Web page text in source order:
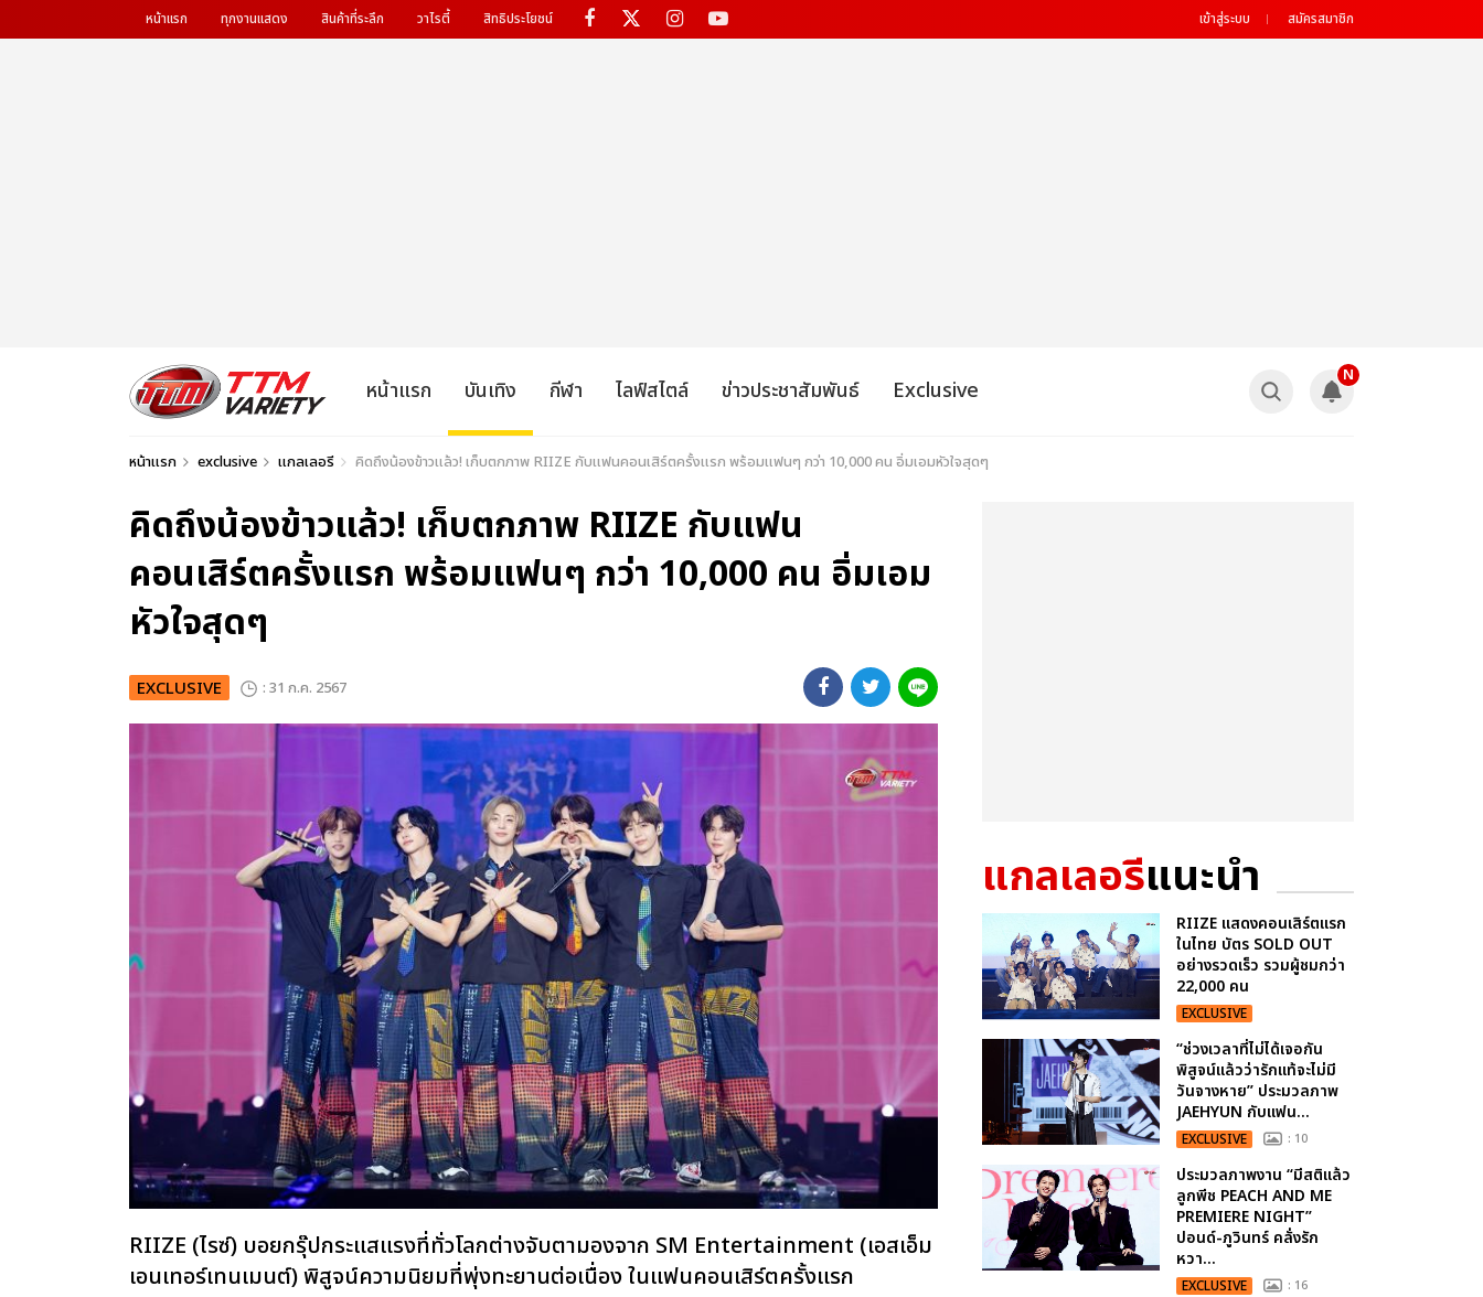
หน้าแรก ทุกงานแสดง สินค้าที่ระลึก วาไรตี้ สิทธิประโยชน์ เข้าสู่ระบบ สมัครสมาชิก
หน้าแรก บันเทิง กีฬา ไลฟ์สไตล์ ข่าวประชาสัมพันธ์ Exclusive
N
หน้าแรก exclusive แกลเลอรี คิดถึงน้องข้าวแล้ว! เก็บตกภาพ RIIZE กับแฟนคอนเสิร์ตครั้งแรก พร้อมแฟนๆ กว่า 10,000 คน อิ่มเอมหัวใจสุดๆ
คิดถึงน้องข้าวแล้ว! เก็บตกภาพ RIIZE กับแฟน
คอนเสิร์ตครั้งแรก พร้อมแฟนๆ กว่า 10,000 คน อิ่มเอม
หัวใจสุดๆ
EXCLUSIVE : 31 ก.ค. 2567
RIIZE (ไรซ์) บอยกรุ๊ปกระแสแรงที่ทั่วโลกต่างจับตามองจาก SM Entertainment (เอสเอ็ม
เอนเทอร์เทนเมนต์) พิสูจน์ความนิยมที่พุ่งทะยานต่อเนื่อง ในแฟนคอนเสิร์ตครั้งแรก
แกลเลอรีแนะนำ
RIIZE แสดงคอนเสิร์ตแรก
ในไทย บัตร SOLD OUT
อย่างรวดเร็ว รวมผู้ชมกว่า
22,000 คน
EXCLUSIVE
“ช่วงเวลาที่ไม่ได้เจอกัน
พิสูจน์แล้วว่ารักแท้จะไม่มี
วันจางหาย” ประมวลภาพ
JAEHYUN กับแฟน...
EXCLUSIVE : 10
ประมวลภาพงาน “มีสติแล้ว
ลูกพีช PEACH AND ME
PREMIERE NIGHT”
ปอนด์-ภูวินทร์ คลั่งรัก
หวา...
EXCLUSIVE : 16